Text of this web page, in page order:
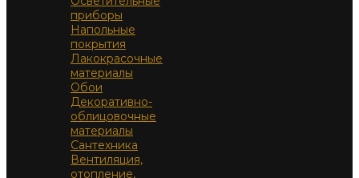
приборы
Напольные
покрытия
Лакокрасочные
материалы
Обои
Декоративно-
облицовочные
материалы
Сантехника
Вентиляция,
отопление,